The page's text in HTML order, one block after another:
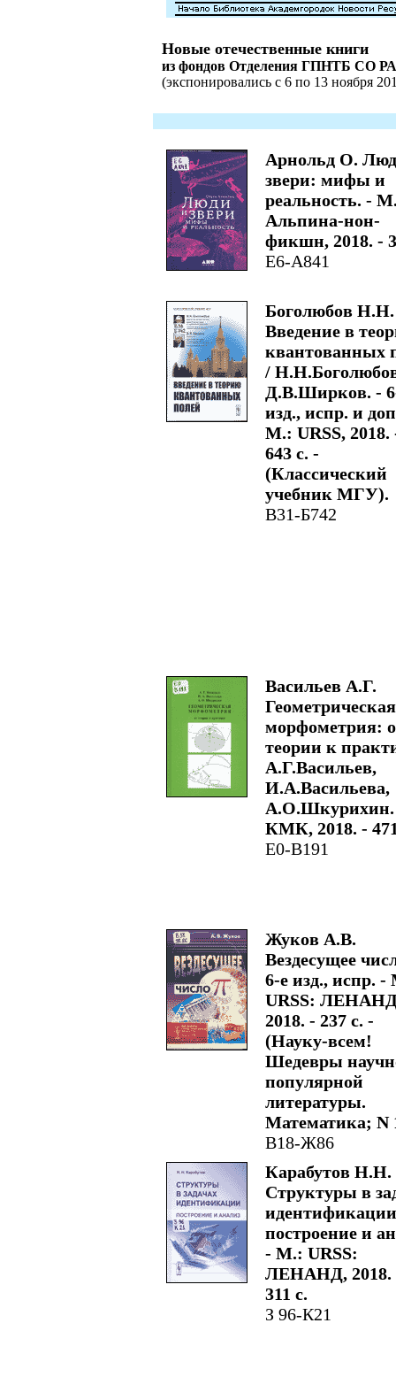
Новые отечественные книги
из фондов Отделения ГПНТБ СО
(экспонировались с 6 по 13 ноября
Арнольд О.
звери: мифы и
реальность. -
Альпина-нон-
фикшн, 2018. -
Е6-А841
Боголюбов Н.Н.
Введение в
квантованных
/
Д.В.Ширков. -
изд., испр. и
М.: URSS, 2018.
643 с. -
(Классический
учебник МГУ).
В31-Б742
Васильев А.Г.
Геометрическая
морфометрия:
теории к
А.Г.Васильев,
И.А.Васильева,
КМК, 2018. -
Е0-В191
Жуков А.В.
Вездесущее
6-е изд., испр.
URSS:
2018. - 237 с. -
(Науку-всем!
Шедевры
популярной
литературы.
Математика; N
В18-Ж86
Карабутов Н.Н.
Структуры в
построение и
- М.: URSS:
ЛЕНАНД, 2018.
311 с.
З 96-К21